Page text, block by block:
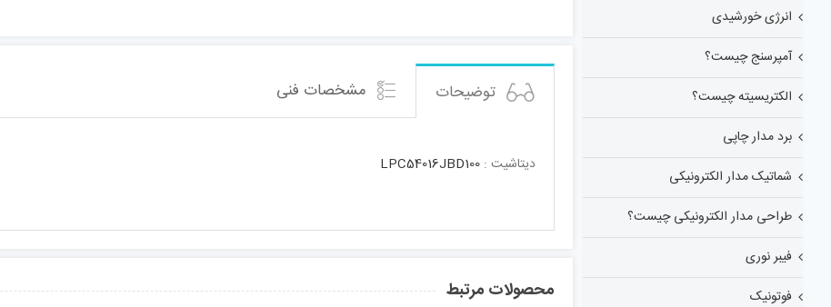
توضیحات مشخصات فنی
دیتاشیت : LPC54016JBD100
محصولات مرتبط
انرژی خورشیدی
آمپرسنج چیست؟
الکتریسیته چیست؟
برد مدار چاپی
شماتیک مدار الکترونیکی
طراحی مدار الکترونیکی چیست؟
فیبر نوری
فوتونیک